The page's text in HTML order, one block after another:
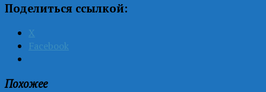
Поделиться ссылкой:
X
Facebook
Похожее